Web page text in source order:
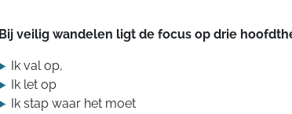
Bij veilig wandelen ligt de focus op drie
Ik val op,
Ik let op
Ik stap waar het moet